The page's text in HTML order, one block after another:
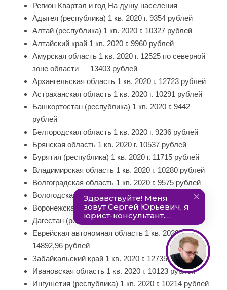
Регион Квартал и год На душу населения
Адыгея (республика) 1 кв. 2020 г. 9354 рублей
Алтай (республика) 1 кв. 2020 г. 10327 рублей
Алтайский край 1 кв. 2020 г. 9960 рублей
Амурская область 1 кв. 2020 г. 12525 по северной
зоне области — 13403 рублей
Архангельская область 1 кв. 2020 г. 12723 рублей
Астраханская область 1 кв. 2020 г. 10291 рублей
Башкортостан (республика) 1 кв. 2020 г. 9442
рублей
Белгородская область 1 кв. 2020 г. 9236 рублей
Брянская область 1 кв. 2020 г. 10537 рублей
Бурятия (республика) 1 кв. 2020 г. 11715 рублей
Владимирская область 1 кв. 2020 г. 10280 рублей
Волгоградская область 1 кв. 2020 г. 9575 рублей
Вологодская область 1 кв. 2020 г. 10869 рублей
Воронежская область 1 кв. 2020 г. 8894 рублей
Дагестан (республика) 1 кв. 2020 г. 9934 рублей
Еврейская автономная область 1 кв. 2020 г.
14892,96 рублей
Забайкальский край 1 кв. 2020 г. 12735,68 рублей
Ивановская область 1 кв. 2020 г. 10123 рублей
Ингушетия (республика) 1 кв. 2020 г. 10214 рублей